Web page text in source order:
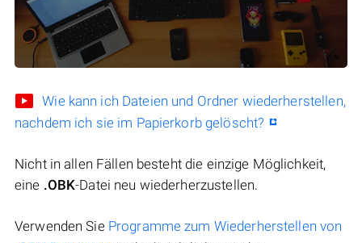
Wie kann ich Dateien und Ordner wiederherstellen,
nachdem ich sie im Papierkorb gelöscht?
Nicht in allen Fällen besteht die einzige Möglichkeit,
eine .OBK-Datei neu wiederherzustellen.
Verwenden Sie Programme zum Wiederherstellen von